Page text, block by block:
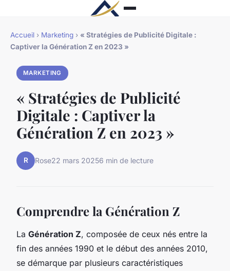
Accueil › Marketing › « Stratégies de Publicité Digitale :
Captiver la Génération Z en 2023 »
MARKETING
« Stratégies de Publicité
Digitale : Captiver la
Génération Z en 2023 »
R Rose22 mars 20256 min de lecture
Comprendre la Génération Z
La Génération Z, composée de ceux nés entre la
fin des années 1990 et le début des années 2010,
se démarque par plusieurs caractéristiques